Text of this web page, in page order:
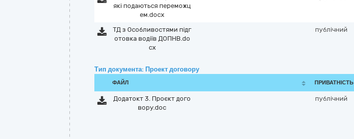
які подаються переможц
ем.docx
ТД з Особливостями підг
отовка водіїв ДОПНВ.do
cx
публічний
Тип документа: Проект договору
ФАЙЛ ПРИВАТНІСТЬ
Додатокт 3. Проєкт дого
вору.doc
публічний